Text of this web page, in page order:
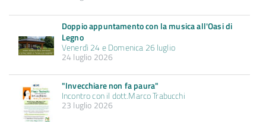
Doppio appuntamento con la musica all'Oasi di
Legno
Venerdì 24 e Domenica 26 luglio
24 luglio 2026
"Invecchiare non fa paura"
Incontro con il dott.Marco Trabucchi
23 luglio 2026